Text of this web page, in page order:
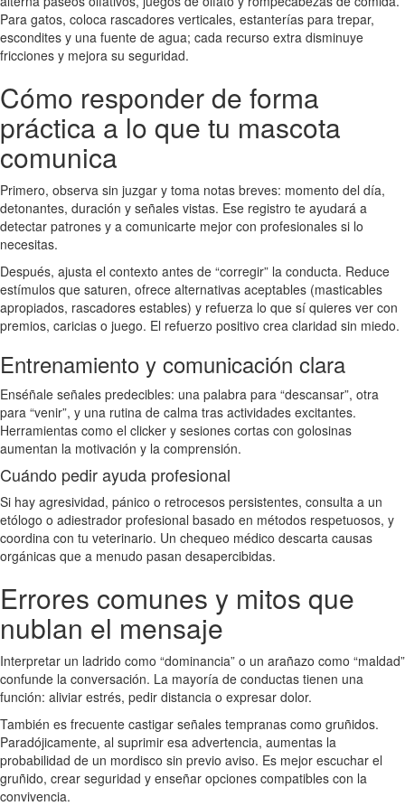
Para gatos, coloca rascadores verticales, estanterías para trepar,
escondites y una fuente de agua; cada recurso extra disminuye
fricciones y mejora su seguridad.
Cómo responder de forma
práctica a lo que tu mascota
comunica
Primero, observa sin juzgar y toma notas breves: momento del día,
detonantes, duración y señales vistas. Ese registro te ayudará a
detectar patrones y a comunicarte mejor con profesionales si lo
necesitas.
Después, ajusta el contexto antes de “corregir” la conducta. Reduce
estímulos que saturen, ofrece alternativas aceptables (masticables
apropiados, rascadores estables) y refuerza lo que sí quieres ver con
premios, caricias o juego. El refuerzo positivo crea claridad sin miedo.
Entrenamiento y comunicación clara
Enséñale señales predecibles: una palabra para “descansar”, otra
para “venir”, y una rutina de calma tras actividades excitantes.
Herramientas como el clicker y sesiones cortas con golosinas
aumentan la motivación y la comprensión.
Cuándo pedir ayuda profesional
Si hay agresividad, pánico o retrocesos persistentes, consulta a un
etólogo o adiestrador profesional basado en métodos respetuosos, y
coordina con tu veterinario. Un chequeo médico descarta causas
orgánicas que a menudo pasan desapercibidas.
Errores comunes y mitos que
nublan el mensaje
Interpretar un ladrido como “dominancia” o un arañazo como “maldad”
confunde la conversación. La mayoría de conductas tienen una
función: aliviar estrés, pedir distancia o expresar dolor.
También es frecuente castigar señales tempranas como gruñidos.
Paradójicamente, al suprimir esa advertencia, aumentas la
probabilidad de un mordisco sin previo aviso. Es mejor escuchar el
gruñido, crear seguridad y enseñar opciones compatibles con la
convivencia.